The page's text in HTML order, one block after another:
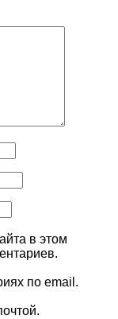
в этом
по email.